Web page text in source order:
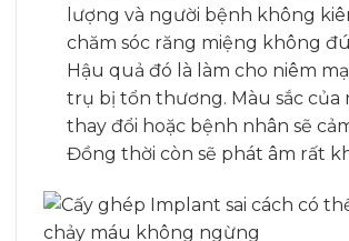
lượng và người bệnh không
chăm sóc răng miệng không
Hậu quả đó là làm cho niêm
trụ bị tổn thương. Màu sắc của
thay đổi hoặc bệnh nhân sẽ
Đồng thời còn sẽ phát âm rất